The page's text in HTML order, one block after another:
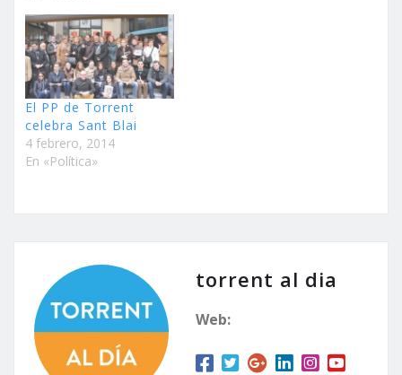
El PP de Torrent
celebra Sant Blai
4 febrero, 2014
En «Política»
torrent al dia
Web: